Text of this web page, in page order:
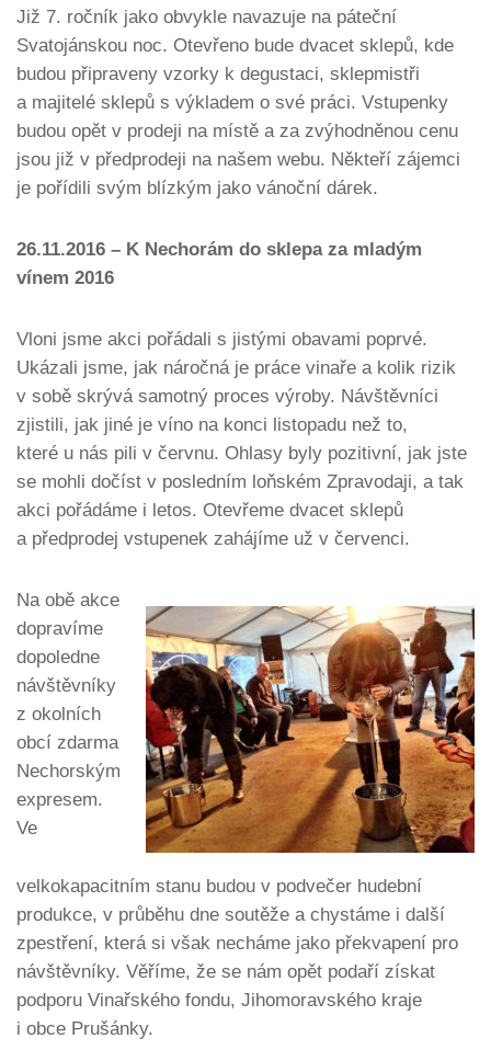
Již 7. ročník jako obvykle navazuje na páteční
Svatojánskou noc. Otevřeno bude dvacet sklepů, kde
budou připraveny vzorky k degustaci, sklepmistři
a majitelé sklepů s výkladem o své práci. Vstupenky
budou opět v prodeji na místě a za zvýhodněnou cenu
jsou již v předprodeji na našem webu. Někteří zájemci
je pořídili svým blízkým jako vánoční dárek.
26.11.2016 – K Nechorám do sklepa za mladým
vínem 2016
Vloni jsme akci pořádali s jistými obavami poprvé.
Ukázali jsme, jak náročná je práce vinaře a kolik rizik
v sobě skrývá samotný proces výroby. Návštěvníci
zjistili, jak jiné je víno na konci listopadu než to,
které u nás pili v červnu. Ohlasy byly pozitivní, jak jste
se mohli dočíst v posledním loňském Zpravodaji, a tak
akci pořádáme i letos. Otevřeme dvacet sklepů
a předprodej vstupenek zahájíme už v červenci.
Na obě akce
dopravíme
dopoledne
návštěvníky
z okolních
obcí zdarma
Nechorským
expresem.
Ve
velkokapacitním stanu budou v podvečer hudební
produkce, v průběhu dne soutěže a chystáme i další
zpestření, která si však necháme jako překvapení pro
návštěvníky. Věříme, že se nám opět podaří získat
podporu Vinařského fondu, Jihomoravského kraje
i obce Prušánky.